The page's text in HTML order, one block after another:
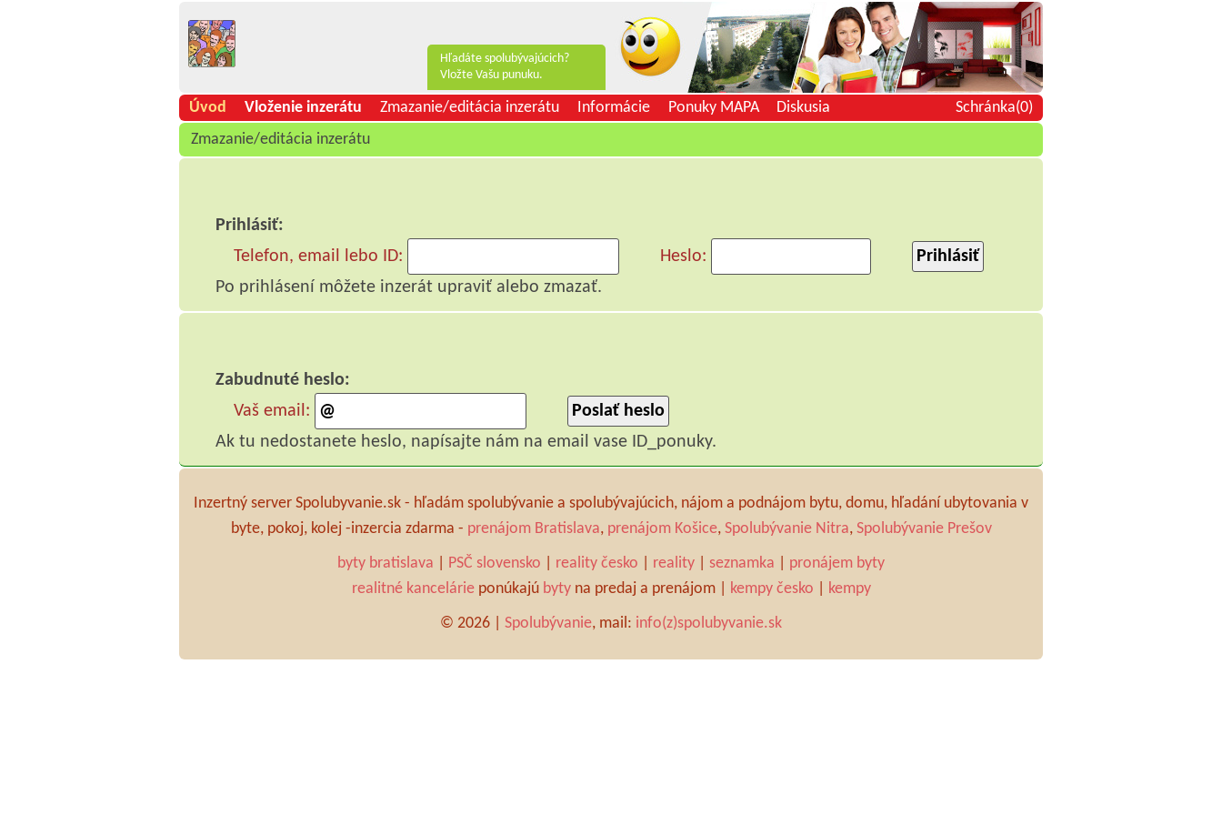
Hľadáte spolubývajúcich?
Vložte Vašu punuku.
Schránka(0)
Úvod Vloženie inzerátu Zmazanie/editácia inzerátu Informácie Ponuky MAPA
Diskusia
Zmazanie/editácia inzerátu
Prihlásiť:
Telefon, email lebo ID:
Heslo:
Po prihlásení môžete inzerát upraviť alebo zmazať.
Zabudnuté heslo:
Vaš email:
Ak tu nedostanete heslo, napísajte nám na email vase ID_ponuky.
Inzertný server Spolubyvanie.sk - hľadám spolubývanie a spolubývajúcich, nájom a podnájom bytu, domu, hľadání ubytovania v
byte, pokoj, kolej -inzercia zdarma - prenájom Bratislava, prenájom Košice, Spolubývanie Nitra, Spolubývanie Prešov
byty bratislava
PSČ slovensko reality česko reality seznamka
pronájem byty
realitné kancelárieponúkajú bytyna predaj a prenájom | kempy česko
kempy
© 2026 | Spolubývanie, mail: info(z)spolubyvanie.sk